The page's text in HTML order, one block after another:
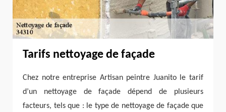
Tarifs nettoyage de façade
Chez notre entreprise Artisan peintre Juanito le tarif
d’un nettoyage de façade dépend de plusieurs
facteurs, tels que : le type de nettoyage de façade que